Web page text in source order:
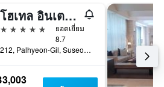
โฮเทล อินเตอร์ บูร์โก
5 ดาว
ยอดเยี่ยม
8.7
212, Palhyeon-Gil, Suseong-gu, แทกู, เกาหลีใต้